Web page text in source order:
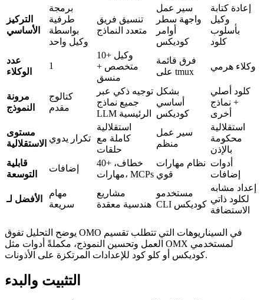
التركيز
الأساسي
برمجة
طرفية
بواسطة
وكيل واحد
تنسيق فريق
متعدد النماذج
سير عمل
واجهة سطر
أوامر
كوديكس
إعادة كتابة
وكيل
بأسلوب
كلود
عدد
الوكلاء
1
10+ وكيل
متخصص +
منسق
فرق قائمة
على tmux
وكلاء هرمي
مرونة
النموذج
كتالوج
مقدم
توجيه ذكي عبر
جميع نماذج
LLM الرئيسية
بشكل
أساسي
كوديكس
كلود أصلي
+ نماذج
أخرى
مستوى
الاستقلالية
تكرار يدوي
استقلالية
كاملة مع
حلقات
سير عمل
منظم
استقلالية
محكومة
بالإذن
قابلية
التوسعة
إضافات
40+ خطاف،
مهارات، MCPs
نظام مهارات
قوي
أدوات
إضافات
الأفضل لـ
مهام
سريعة
مشاريع
هندسية معقدة
مستخدمو
CLI كوديكس
إعداد مشابه
لكلود ذاتي
الاستضافة
يوضح التحليل تفوق OMO في السيناريوهات التي تتطلب تقسيم
العمل وتحسين النموذج، مكملةً أدوات مثل OMX لمستخدمي
كوديكس أو كلو كود للإعدادات المرتكزة على الأذونات.
التثبيت والبدء